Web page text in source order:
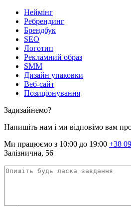
Неймінг
Ребрендинг
Брендбук
SEO
Логотип
Рекламний образ
SMM
Дизайн упаковки
Веб-сайт
Позиціонування
Задизайнемо?
Напишіть нам і ми відповімо вам
Ми працюємо з 10:00 до 19:00 +38
Залізнична, 56